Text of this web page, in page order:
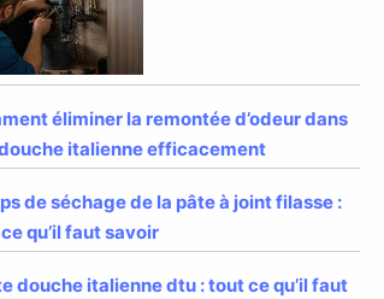
éliminer la remontée d’odeur dans
italienne efficacement
de séchage de la pâte à joint filasse :
qu’il faut savoir
douche italienne dtu : tout ce qu’il faut